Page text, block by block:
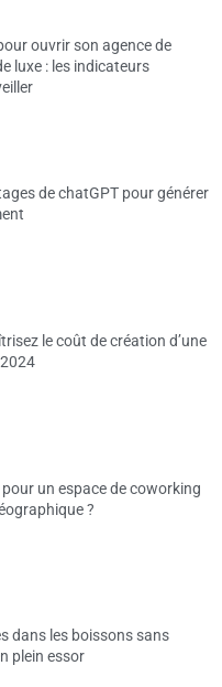
ouvrir son agence de
luxe : les indicateurs
de chatGPT pour générer
le coût de création d’une
un espace de coworking
?
dans les boissons sans
plein essor